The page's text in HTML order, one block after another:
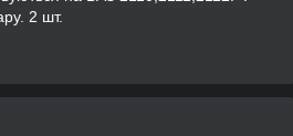
2 шт.